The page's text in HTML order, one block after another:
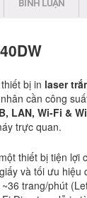
BÌNH LUẬN
bị in laser
cần công
LAN, Wi-Fi &
trực quan.
thiết bị tiện lợi
và tối ưu hiệu
trang/phút